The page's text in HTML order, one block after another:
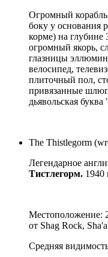
Огромный
боку у основания
корме) на глубине
огромный якорь,
глазницы
велосипед,
плиточный пол,
привязанные
дьявольская буква
The Thistlegorm
Легендарное
Тистлегорм. 1940
Местоположение:
от Shag Rock,
Средняя